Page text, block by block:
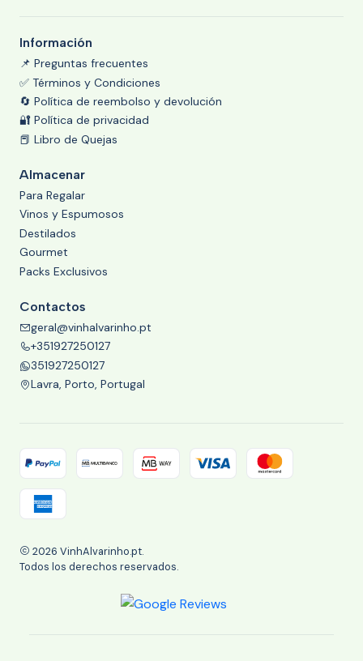
Información
📌 Preguntas frecuentes
✅ Términos y Condiciones
🔄 Política de reembolso y devolución
🔐 Política de privacidad
📕 Libro de Quejas
Almacenar
Para Regalar
Vinos y Espumosos
Destilados
Gourmet
Packs Exclusivos
Contactos
geral@vinhalvarinho.pt
+351927250127
351927250127
Lavra, Porto, Portugal
2026 VinhAlvarinho.pt.
Todos los derechos reservados.